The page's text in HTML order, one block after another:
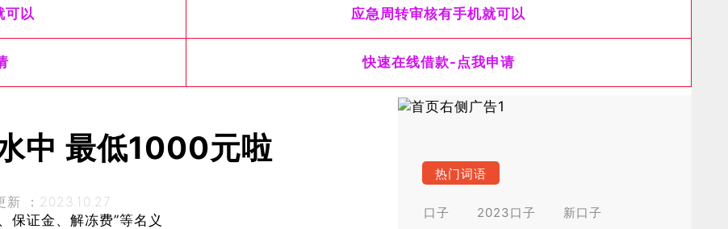
可以 应急周转审核有手机就可以
快速在线借款-点我申请
中 最低1000元啦
新 ：2023.10.27
保证金、解冻费”等名义
热门词语
口子 2023口子 新口子